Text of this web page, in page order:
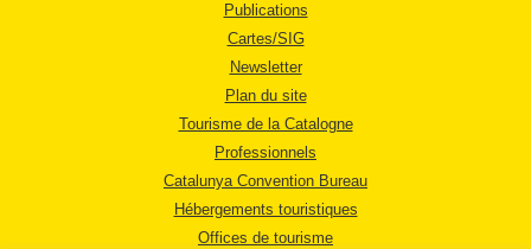
Publications
Cartes/SIG
Newsletter
Plan du site
Tourisme de la Catalogne
Professionnels
Catalunya Convention Bureau
Hébergements touristiques
Offices de tourisme